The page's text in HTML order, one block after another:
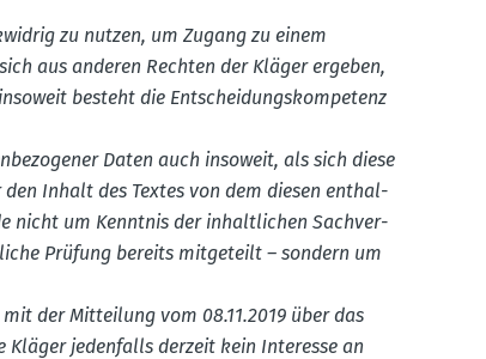
zu nutzen, um Zugang zu einem
aus anderen Rechten der Kläger ergeben,
besteht die Entschei­dungs­kom­petenz
Daten auch insoweit, als sich diese
Inhalt des Textes von dem diesen enthal­
nicht um Kenntnis der inhalt­lichen Sachver­
Prüfung bereits mitge­teilt – sondern um
der Mitteilung vom 08.11.2019 über das
jeden­falls derzeit kein Interesse an